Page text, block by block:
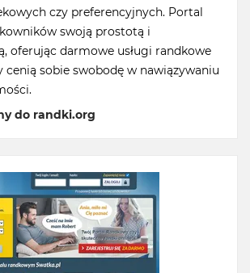
czy preferencyjnych. Portal
swoją prostotą i
oferując darmowe usługi randkowe
cenią sobie swobodę w nawiązywaniu
do randki.org